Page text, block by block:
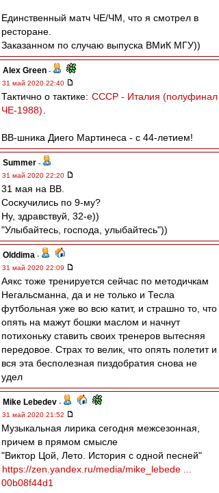
Единственный матч ЧЕ/ЧМ, что я смотрел в
ресторане.
Заказанном по случаю выпуска ВМиК МГУ))
Alex Green -
31 май 2020 22:40
Тактично о тактике: СССР - Италия (полуфинал
ЧЕ-1988)
ВВ-шника Диего Мартинеса - с 44-летием!
Summer -
31 май 2020 22:20
31 мая на ВВ.
Соскучились по 9-му?
Ну, здравствуй, 32-е))
"Улыбайтесь, господа, улыбайтесь"))
Olddima -
31 май 2020 22:09
Аякс тоже тренируется сейчас по методичкам
Негальсманна, да и не только и Тесла
футбольная уже во всю катит, и страшно то, что
опять на мажут бошки маслом и начнут
потихоньку ставить своих тренеров вытесняя
передовое. Страх то велик, что опять полетит и
вся эта бесполезная пиздобратия снова не
удел
Mike Lebedev -
31 май 2020 21:52
Музыкальная лирика сегодня межсезонная,
причем в прямом смысле
"Виктор Цой, Лето. История с одной песней"
https://zen.yandex.ru/media/mike_lebede ...
00b08f44d1